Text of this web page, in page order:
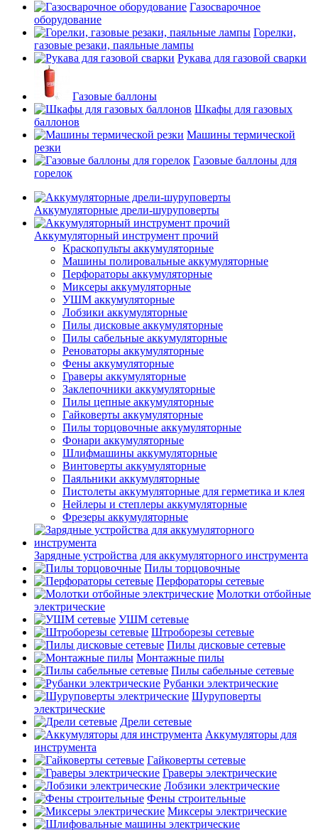
Газосварочное
оборудование
Горелки,
газовые резаки, паяльные лампы
Рукава для газовой сварки
Газовые баллоны
Шкафы для газовых
баллонов
Машины термической
резки
Газовые баллоны для
горелок
Аккумуляторные дрели-шуруповерты
Аккумуляторный инструмент прочий
Краскопульты аккумуляторные
Машины полировальные аккумуляторные
Перфораторы аккумуляторные
Миксеры аккумуляторные
УШМ аккумуляторные
Лобзики аккумуляторные
Пилы дисковые аккумуляторные
Пилы сабельные аккумуляторные
Реноваторы аккумуляторные
Фены аккумуляторные
Граверы аккумуляторные
Заклепочники аккумуляторные
Пилы цепные аккумуляторные
Гайковерты аккумуляторные
Пилы торцовочные аккумуляторные
Фонари аккумуляторные
Шлифмашины аккумуляторные
Винтоверты аккумуляторные
Паяльники аккумуляторные
Пистолеты аккумуляторные для герметика и клея
Нейлеры и степлеры аккумуляторные
Фрезеры аккумуляторные
Зарядные устройства для аккумуляторного инструмента
Пилы торцовочные
Перфораторы сетевые
Молотки отбойные
электрические
УШМ сетевые
Штроборезы сетевые
Пилы дисковые сетевые
Монтажные пилы
Пилы сабельные сетевые
Рубанки электрические
Шуруповерты
электрические
Дрели сетевые
Аккумуляторы для
инструмента
Гайковерты сетевые
Граверы электрические
Лобзики электрические
Фены строительные
Миксеры электрические